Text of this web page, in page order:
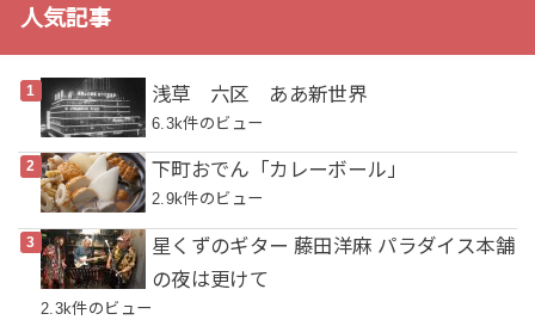
人気記事
浅草 六区 ああ新世界
6.3k件のビュー
下町おでん「カレーボール」
2.9k件のビュー
星くずのギター 藤田洋麻 パラダイス本舗
の夜は更けて
2.3k件のビュー